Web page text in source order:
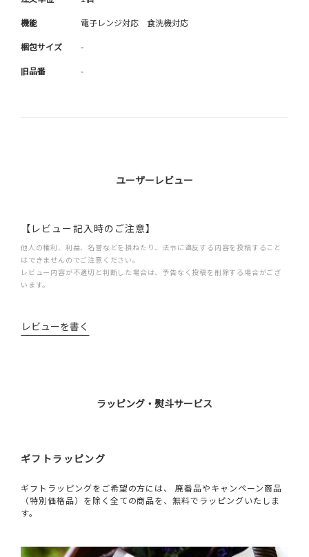
機能 電子レンジ対応 食洗機対応
梱包サイズ -
旧品番 -
ユーザーレビュー
【レビュー記入時のご注意】
他人の権利、利益、名誉などを損ねたり、法令に違反する内容を投稿すること
はできませんのでご注意ください。
レビュー内容が不適切と判断した場合は、予告なく投稿を削除する場合がござ
います。
レビューを書く
ラッピング・熨斗サービス
ギフトラッピング
ギフトラッピングをご希望の方には、 廃番品やキャンペーン商品
（特別価格品）を除く全ての商品を、無料でラッピングいたしま
す。